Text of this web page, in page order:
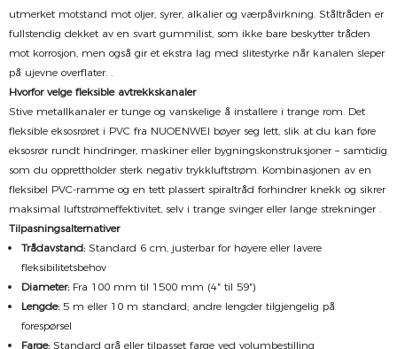
utmerket motstand mot oljer, syrer, alkalier og værpåvirkning. Ståltråden er
fullstendig dekket av en svart gummilist, som ikke bare beskytter tråden
mot korrosjon, men også gir et ekstra lag med slitestyrke når kanalen sleper
på ujevne overflater.
Hvorfor velge fleksible avtrekkskanaler
Stive metallkanaler er tunge og vanskelige å installere i trange rom. Det
fleksible eksosrøret i PVC fra NUOENWEI bøyer seg lett, slik at du kan føre
eksosrør rundt hindringer, maskiner eller bygningskonstruksjoner – samtidig
som du opprettholder sterk negativ trykkluftstrøm. Kombinasjonen av en
fleksibel PVC-ramme og en tett plassert spiraltråd forhindrer knekk og sikrer
maksimal luftstrømeffektivitet, selv i trange svinger eller lange strekninger.
Tilpasningsalternativer
Trådavstand:Standard 6 cm, justerbar for høyere eller lavere
fleksibilitetsbehov
Diameter:Fra 100 mm til 1500 mm (4″ til 59″)
Lengde:5 m eller 10 m standard; andre lengder tilgjengelig på
forespørsel
Farge:Standard grå eller tilpasset farge ved volumbestilling